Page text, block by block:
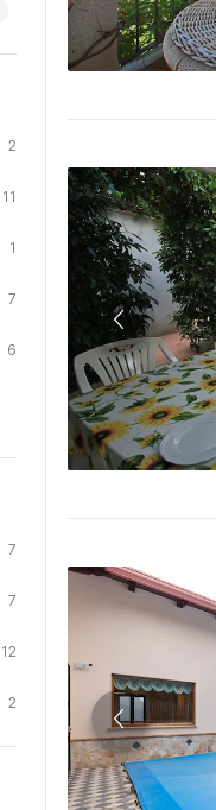
2
11
1
7
6
7
7
12
2